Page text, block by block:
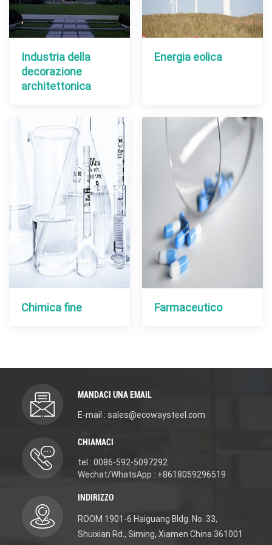
Industria della
decorazione
architettonica
Energia eolica
Chimica fine Farmaceutico
MANDACI UNA EMAIL
E-mail : sales@ecowaysteel.com
CHIAMACI
tel : 0086-592-5097292
Wechat/WhatsApp : +8618059296519
INDIRIZZO
ROOM 1901-6 Haiguang Bldg. No. 33,
Shuixian Rd., Siming, Xiamen China 361001